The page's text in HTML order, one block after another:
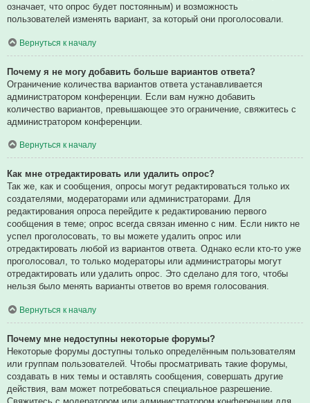
означает, что опрос будет постоянным) и возможность
пользователей изменять вариант, за который они проголосовали.
Вернуться к началу
Почему я не могу добавить больше вариантов ответа?
Ограничение количества вариантов ответа устанавливается
администратором конференции. Если вам нужно добавить
количество вариантов, превышающее это ограничение, свяжитесь с
администратором конференции.
Вернуться к началу
Как мне отредактировать или удалить опрос?
Так же, как и сообщения, опросы могут редактироваться только их
создателями, модераторами или администраторами. Для
редактирования опроса перейдите к редактированию первого
сообщения в теме; опрос всегда связан именно с ним. Если никто не
успел проголосовать, то вы можете удалить опрос или
отредактировать любой из вариантов ответа. Однако если кто-то уже
проголосовал, то только модераторы или администраторы могут
отредактировать или удалить опрос. Это сделано для того, чтобы
нельзя было менять варианты ответов во время голосования.
Вернуться к началу
Почему мне недоступны некоторые форумы?
Некоторые форумы доступны только определённым пользователям
или группам пользователей. Чтобы просматривать такие форумы,
создавать в них темы и оставлять сообщения, совершать другие
действия, вам может потребоваться специальное разрешение.